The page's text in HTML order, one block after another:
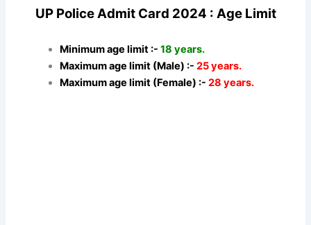
UP Police Admit Card 2024 : Age Limit
Minimum age limit :- 18 years.
Maximum age limit (Male) :-25 years.
Maximum age limit (Female) :-28 years.